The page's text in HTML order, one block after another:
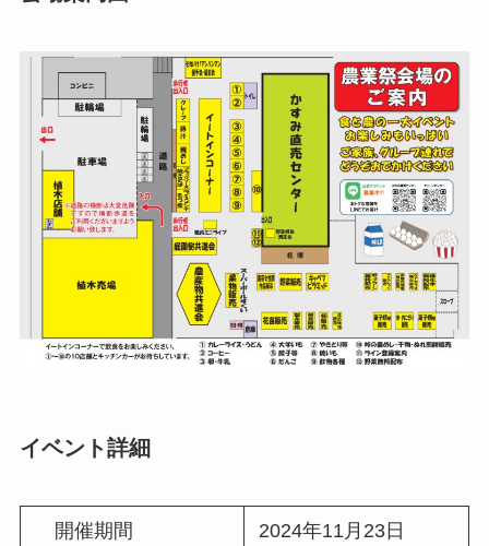
イベント詳細
開催期間
2024年11月23日